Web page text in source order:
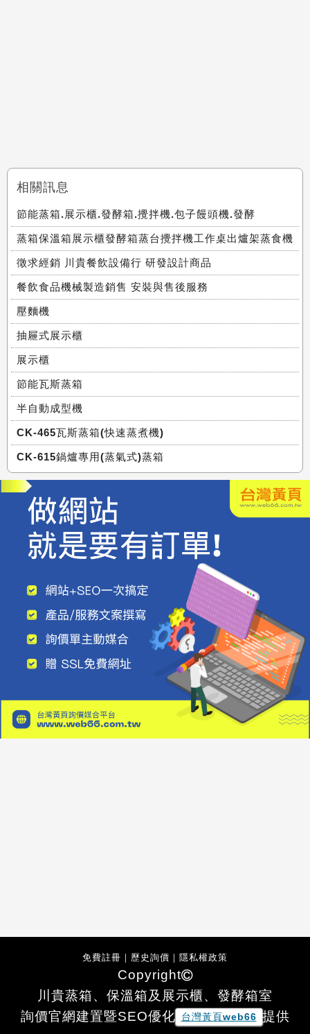
相關訊息
節能蒸箱.展示櫃.發酵箱.攪拌機.包子饅頭機.發酵
蒸箱保溫箱展示櫃發酵箱蒸台攪拌機工作桌出爐架蒸食機
徵求經銷 川貴餐飲設備行 研發設計商品
餐飲食品機械製造銷售 安裝與售後服務
壓麵機
抽屜式展示櫃
展示櫃
節能瓦斯蒸箱
半自動成型機
CK-465瓦斯蒸箱(快速蒸煮機)
CK-615鍋爐專用(蒸氣式)蒸箱
免費註冊 ｜ 歷史詢價 ｜ 隱私權政策
Copyright
川貴蒸箱、保溫箱及展示櫃、發酵箱室
詢價官網建置暨SEO優化
台灣黃頁web66 提供